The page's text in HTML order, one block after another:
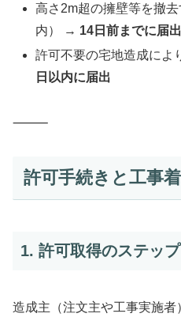
高さ2m超の擁壁等を撤
内） → 14日前までに届出
許可不要の宅地造成によ
日以内に届出
⸻
許可手続きと工事
1. 許可取得のステップ
造成主（注文主や工事実施